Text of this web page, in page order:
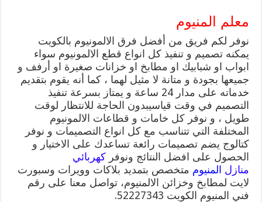
معلم المنيوم
نوفر لكم فريق من أفضل فرق الالمونيوم بالكويت
يمكنه تصميم و تنفيذ كل انواع قطع الالمونيوم سواء
ابواب او شبابيك او مطابخ او خزانات صغيرة او أرفف و
جميعها بجودة و متانة لا مثيل لهما ، كما أنه يقوم بتقديم
خدماته على مدار 24 ساعة و يمتاز بسرعة تنفيذ
التصميم في وقت قياسيبدون الحاجة للانتظار لوقت
طويل ، و نوفر كل خامات و قطاعات الالمونيوم
المختلفة التي تتناسب مع كل انواع التصميمات و نوفر
كتالوج يضم تصميمات رائعة تساعدك على الاختيار و
الحصول على افضل النتائج ونوفركهربائي
منازل المنيوم متخصص بتمديد بلاكات وويرات وسبورت
لايت لمطابخ وخزائن الالمنيوم، تواصل معنا على رقم
فني المنيوم الكويت 52227343.